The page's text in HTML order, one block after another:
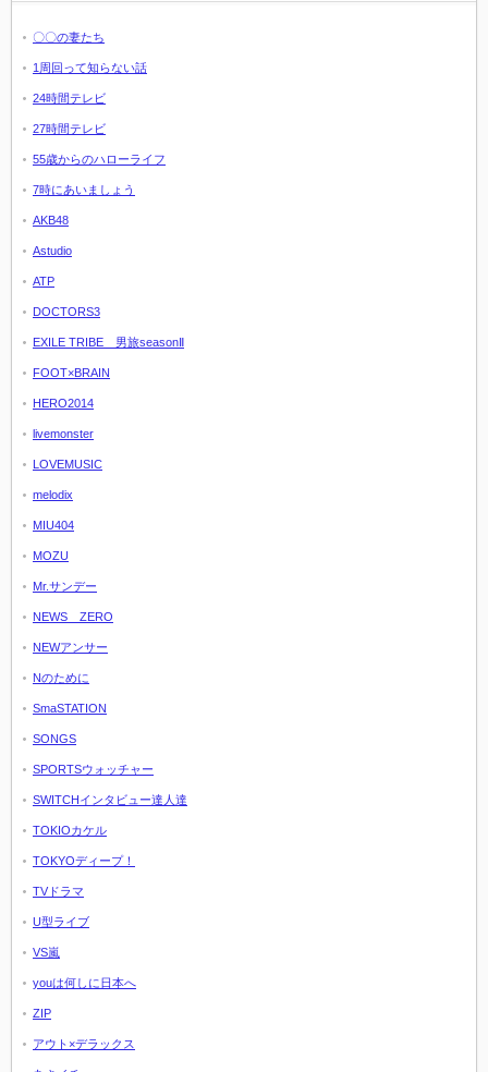
〇〇の妻たち
1周回って知らない話
24時間テレビ
27時間テレビ
55歳からのハローライフ
7時にあいましょう
AKB48
Astudio
ATP
DOCTORS3
EXILE TRIBE 男旅seasonⅡ
FOOT×BRAIN
HERO2014
livemonster
LOVEMUSIC
melodix
MIU404
MOZU
Mr.サンデー
NEWS ZERO
NEWアンサー
Nのために
SmaSTATION
SONGS
SPORTSウォッチャー
SWITCHインタビュー達人達
TOKIOカケル
TOKYOディープ！
TVドラマ
U型ライブ
VS嵐
youは何しに日本へ
ZIP
アウト×デラックス